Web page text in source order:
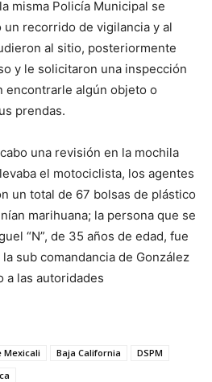
misma Policía Municipal se
recorrido de vigilancia y al
al sitio, posteriormente
y le solicitaron una inspección
encontrarle algún objeto o
prendas.
una revisión en la mochila
el motociclista, los agentes
un total de 67 bolsas de plástico
marihuana; la persona que se
“N”, de 35 años de edad, fue
sub comandancia de González
a las autoridades
Mexicali Baja California
DSPM